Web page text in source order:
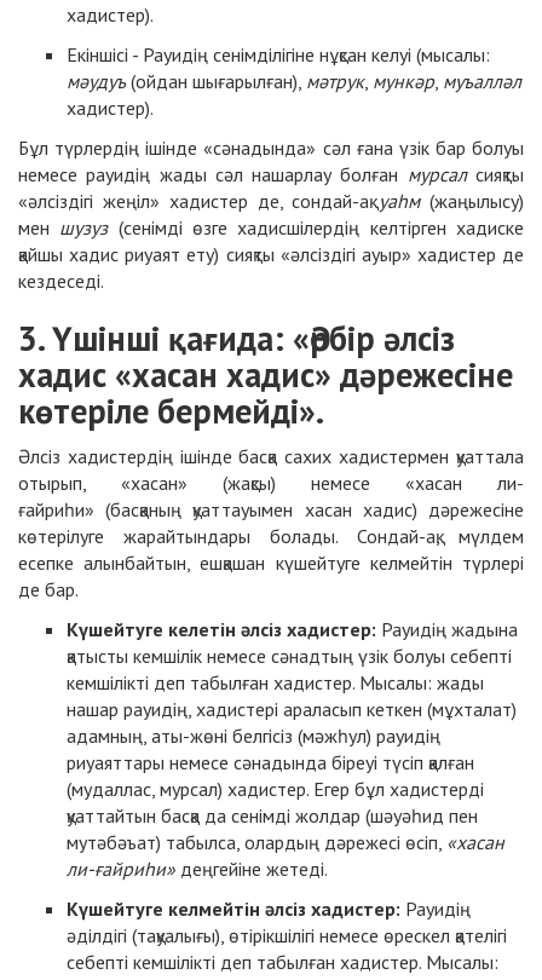
хадистер).
Екіншісі - Рауидің сенімділігіне нұқсан келуі (мысалы:
мәудуъ(ойдан шығарылған), мәтрук, мункәр, муъалләл
хадистер).
Бұл түрлердің ішінде «сәнадында» сәл ғана үзік бар болуы
немесе рауидің жады сәл нашарлау болған мурсалсияқты
«әлсіздігі жеңіл» хадистер де, сондай-ақуаһм(жаңылысу)
мен шузуз(сенімді өзге хадисшілердің келтірген хадиске
қайшы хадис риуаят ету) сияқты «әлсіздігі ауыр» хадистер де
кездеседі.
3. Үшінші қағида: «Әрбір әлсіз
хадис «хасан хадис» дәрежесіне
көтеріле бермейді».
Әлсіз хадистердің ішінде басқа сахих хадистермен қуаттала
отырып, «хасан» (жақсы) немесе «хасан ли-
ғайриһи» (басқаның қуаттауымен хасан хадис) дәрежесіне
көтерілуге жарайтындары болады. Сондай-ақ, мүлдем
есепке алынбайтын, ешқашан күшейтуге келмейтін түрлері
де бар.
Күшейтуге келетін әлсіз хадистер: Рауидің жадына
қатысты кемшілік немесе сәнадтың үзік болуы себепті
кемшілікті деп табылған хадистер. Мысалы: жады
нашар рауидің, хадистері араласып кеткен (мұхталат)
адамның, аты-жөні белгісіз (мәжһул) рауидің
риуаяттары немесе сәнадында біреуі түсіп қалған
(мудаллас, мурсал) хадистер. Егер бұл хадистерді
қуаттайтын басқа да сенімді жолдар (шәуәһид пен
мутәбәъат) табылса, олардың дәрежесі өсіп, «хасан
ли-ғайриһи» деңгейіне жетеді.
Күшейтуге келмейтін әлсіз хадистер: Рауидің
әділдігі (тақуалығы), өтірікшілігі немесе өрескел қателігі
себепті кемшілікті деп табылған хадистер. Мысалы: